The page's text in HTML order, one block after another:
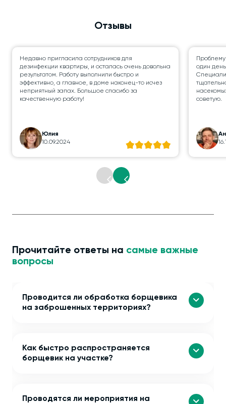
Отзывы
Недавно пригласила сотрудников для
дезинфекции квартиры, и осталась очень довольна
результатом. Работу выполнили быстро и
эффективно, а главное, в доме наконец-то исчез
неприятный запах. Большое спасибо за
качественную работу!
Юлия
10.09.2024
один
советую.
Прочитайте ответы на самые важные
вопросы
Проводится ли обработка борщевика
на заброшенных территориях?
Как быстро распространяется
борщевик на участке?
Проводятся ли мероприятия на